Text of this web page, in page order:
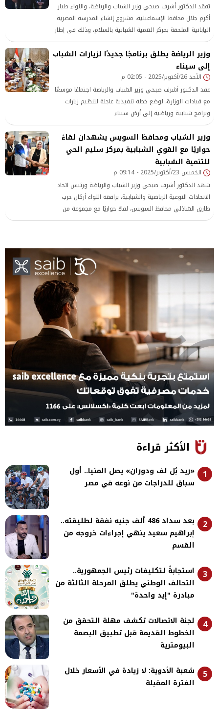
تفقد الدكتور أشرف صبحي وزير الشباب والرياضة، واللواء طيار
أكرم جلال محافظ الإسماعيلية، مشروع إنشاء المدرسة المصرية
اليابانية الملحقة بمركز التنمية الشبابية بالسلام، وذلك في إطار
متابعة تنفيذ بروتوكول التعاون بين وزارتي الشباب والرياضة
والتربية والتعليم لتعزيز التكامل
وزير الرياضة يطلق برنامجًا جديدًا لزيارات الشباب
إلى سيناء
الأحد 26/أكتوبر/2025 - 02:05 م
عقد الدكتور أشرف صبحي وزير الشباب والرياضة اجتماعًا موسعًا
مع قيادات الوزارة، لوضع خطة تنفيذية عاجلة لتنظيم زيارات
وبرامج شبابية ورياضية إلى أرض سيناء
وزير الشباب ومحافظ السويس يشهدان لقاءً
حواريًا مع القوي الشبابية بمركز سليم الحي
للتنمية الشبابية
الخميس 23/أكتوبر/2025 - 09:14 م
شهد الدكتور أشرف صبحي وزير الشباب والرياضة ورئيس اتحاد
الاتحادات النوعية الرياضية والشبابية، يرافقه اللواء أركان حرب
طارق الشاذلي محافظ السويس، لقاءً حواريًا مع مجموعة من
القوي الشبابية بالمحافظة، وذلك بمركز سليم الحي للتنمية
الأكثر قراءة
1
«ريد بُل لف ودوران» يصل المنيا.. أول
سباق للدراجات من نوعه في مصر
2
بعد سداد 486 ألف جنيه نفقة لطليقته..
إبراهيم سعيد ينهي إجراءات خروجه من
القسم
3
استجابةً لتكليفات رئيس الجمهورية..
التحالف الوطني يطلق المرحلة الثالثة من
مبادرة "إيد واحدة"
4
لجنة الاتصالات تكشف مهلة التحقق من
الخطوط القديمة قبل تطبيق البصمة
البيومترية
5
شعبة الأدوية: لا زيادة في الأسعار خلال
الفترة المقبلة